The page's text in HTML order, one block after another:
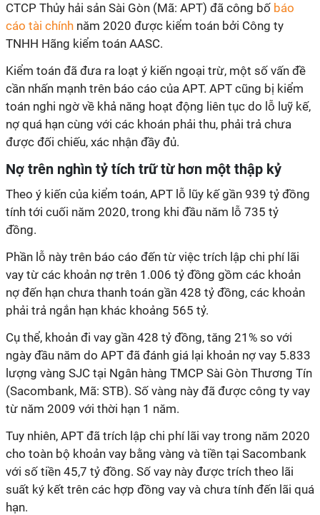
CTCP Thủy hải sản Sài Gòn (Mã: APT) đã công bố báo
cáo tài chính năm 2020 được kiểm toán bởi Công ty
TNHH Hãng kiểm toán AASC.
Kiểm toán đã đưa ra loạt ý kiến ngoại trừ, một số vấn đề
cần nhấn mạnh trên báo cáo của APT. APT cũng bị kiểm
toán nghi ngờ về khả năng hoạt động liên tục do lỗ luỹ kế,
nợ quá hạn cùng với các khoán phải thu, phải trả chưa
được đối chiếu, xác nhận đầy đủ.
Nợ trên nghìn tỷ tích trữ từ hơn một thập kỷ
Theo ý kiến của kiểm toán, APT lỗ lũy kế gần 939 tỷ đồng
tính tới cuối năm 2020, trong khi đầu năm lỗ 735 tỷ
đồng.
Phần lỗ này trên báo cáo đến từ việc trích lập chi phí lãi
vay từ các khoản nợ trên 1.006 tỷ đồng gồm các khoản
nợ đến hạn chưa thanh toán gần 428 tỷ đồng, các khoản
phải trả ngắn hạn khác khoảng 565 tỷ.
Cụ thể, khoản đi vay gần 428 tỷ đồng, tăng 21% so với
ngày đầu năm do APT đã đánh giá lại khoản nợ vay 5.833
lượng vàng SJC tại Ngân hàng TMCP Sài Gòn Thương Tín
(Sacombank, Mã: STB). Số vàng này đã được công ty vay
từ năm 2009 với thời hạn 1 năm.
Tuy nhiên, APT đã trích lập chi phí lãi vay trong năm 2020
cho toàn bộ khoản vay bằng vàng và tiền tại Sacombank
với số tiền 45,7 tỷ đồng. Số vay này được trích theo lãi
suất ký kết trên các hợp đồng vay và chưa tính đến lãi quá
hạn.